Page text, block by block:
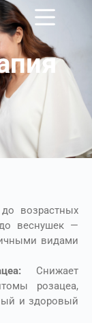
возрастных
веснушек —
видами
Снижает
розацеа,
и здоровый